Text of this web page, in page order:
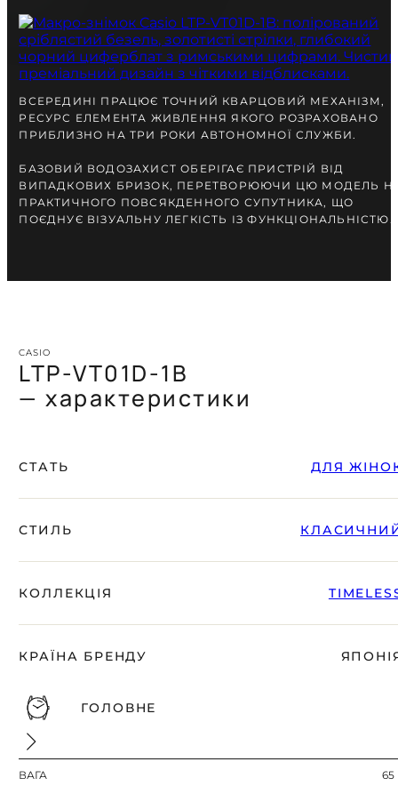
ВСЕРЕДИНІ ПРАЦЮЄ ТОЧНИЙ КВАРЦОВИЙ МЕХАНІЗМ,
РЕСУРС ЕЛЕМЕНТА ЖИВЛЕННЯ ЯКОГО РОЗРАХОВАНО
ПРИБЛИЗНО НА ТРИ РОКИ АВТОНОМНОЇ СЛУЖБИ.
БАЗОВИЙ ВОДОЗАХИСТ ОБЕРІГАЄ ПРИСТРІЙ ВІД
ВИПАДКОВИХ БРИЗОК, ПЕРЕТВОРЮЮЧИ ЦЮ МОДЕЛЬ
ПРАКТИЧНОГО ПОВСЯКДЕННОГО СУПУТНИКА, ЩО
ПОЄДНУЄ ВІЗУАЛЬНУ ЛЕГКІСТЬ ІЗ ФУНКЦІОНАЛЬНІСТЮ.
CASIO
LTP-VT01D-1B
— характеристики
СТАТЬ ДЛЯ
СТИЛЬ
КОЛЛЕКЦІЯ
КРАЇНА БРЕНДУ
ГОЛОВНЕ
ВАГА 65